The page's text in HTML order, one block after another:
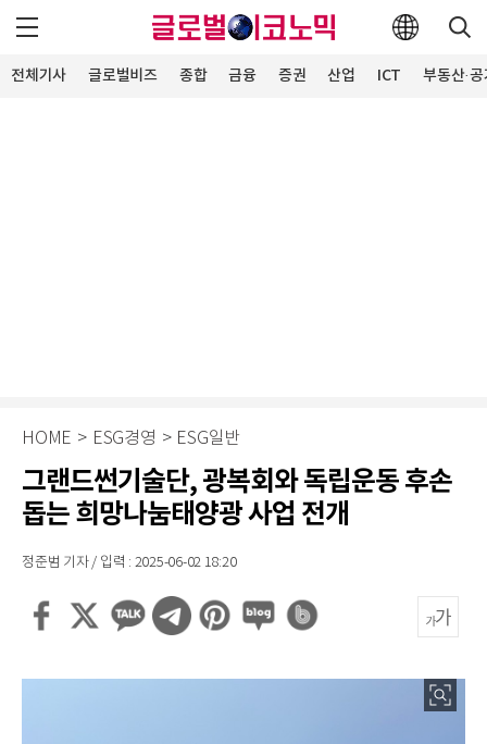
전체기사 글로벌비즈 종합 금융 증권 산업 ICT 부동산·
HOME > ESG경영 > ESG일반
그랜드썬기술단, 광복회와 독립운동 후손
돕는 희망나눔태양광 사업 전개
정준범 기자 / 입력 : 2025-06-02 18:20